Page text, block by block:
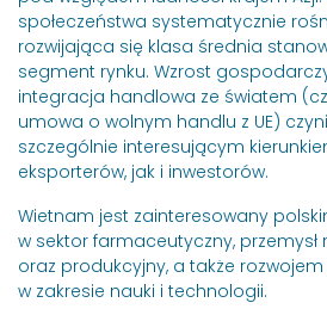
Nazwa firmy
Kod HS
Nie wiesz jak kod HS identyfikuje
społeczeństwa systematycznie
rozwijająca się klasa średnia
segment rynku. Wzrost
integracja handlowa ze światem
umowa o wolnym handlu z UE)
szczególnie interesującym
eksporterów, jak i inwestorów.
Wietnam jest zainteresowany
w sektor farmaceutyczny,
oraz produkcyjny, a także
w zakresie nauki i technologii.